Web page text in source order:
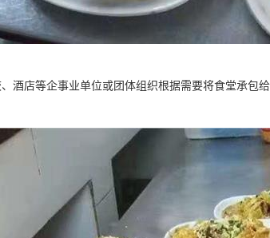
酒店等企事业单位或团体组织根据需要将食堂承包